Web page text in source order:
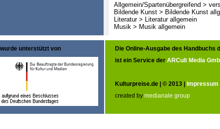
Allgemein/Spartenübergreifend >
Bildende Kunst > Bildende Kunst
Literatur > Literatur allgemein
Musik > Musik allgemein
wurde unterstützt von
Die Online-Ausgabe des Handbuchs
ist ein Service der ARCult Media
Kulturpreise.de | © 2013 | Impressum
created by medianale group